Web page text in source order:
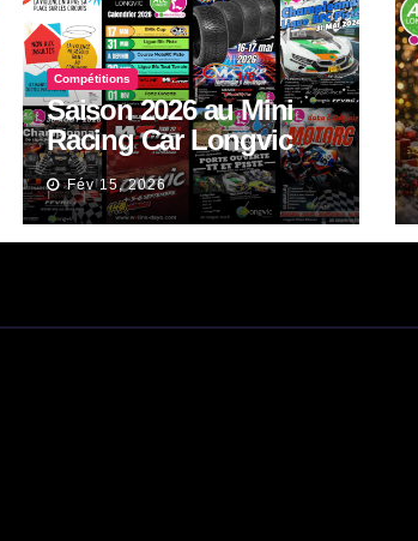
Compétitions
Saison 2026 au Mini
Racing Car Longvic
Piste et Tout Terrain.
Fév 15, 2026